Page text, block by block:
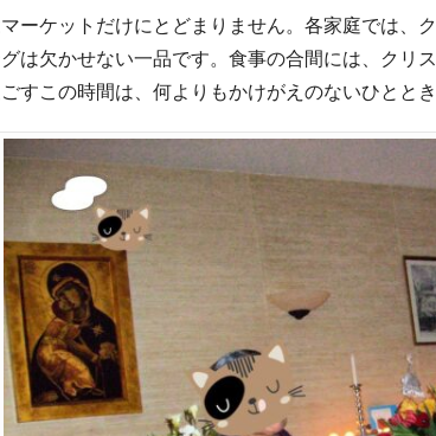
ーケットだけにとどまりません。各家庭では
は欠かせない一品です。食事の合間には、ク
すこの時間は、何よりもかけがえのないひととき